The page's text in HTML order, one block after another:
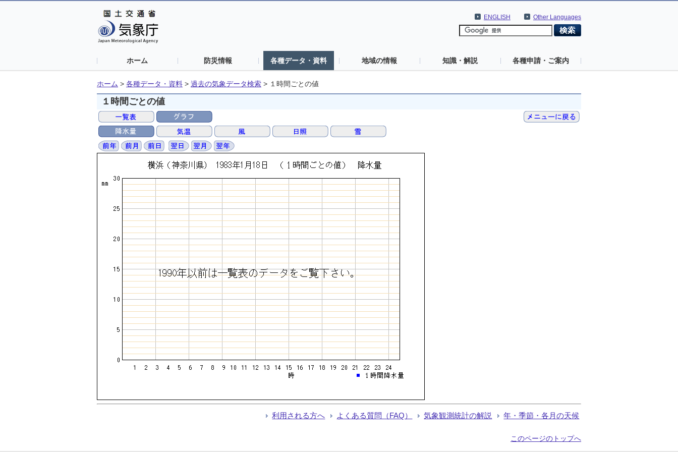
Other Languages
ENGLISH
ホーム 防災情報 各種データ・資料 地域の情報 知識・解説 各種申請・ご案内
ホーム > 各種データ・資料 > 過去の気象データ検索 > １時間ごとの値
１時間ごとの値
利用される方へ よくある質問（FAQ） 気象観測統計の解説 年・季節・各月の天候
このページのトップへ